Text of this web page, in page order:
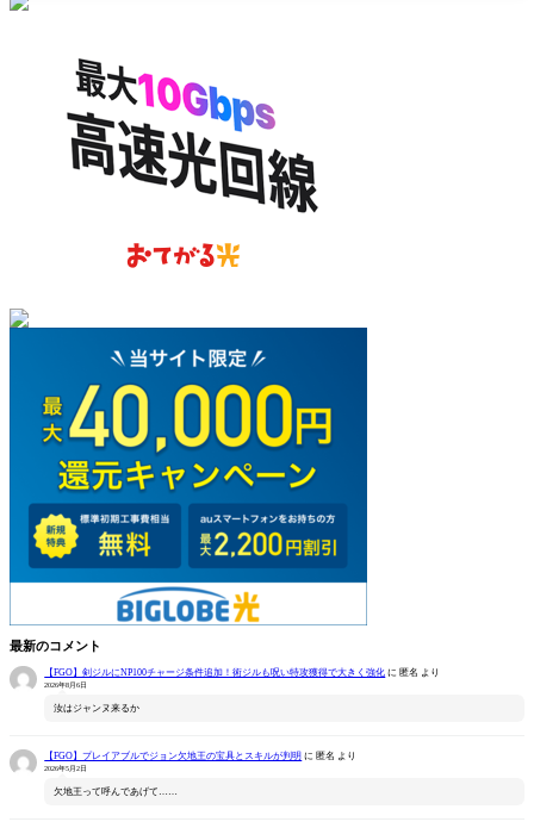
検
最新のコメント
【FGO】剣ジルにNP100チャージ条件追加！術ジルも呪い特攻獲得で大きく強化 に 匿名 より
2026年8月6日
汝はジャンヌ来るか
【FGO】プレイアブルでジョン欠地王の宝具とスキルが判明 に 匿名 より
2026年5月2日
欠地王って呼んであげて……